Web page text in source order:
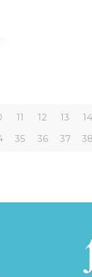
11 12 13 14
35 36 37 38